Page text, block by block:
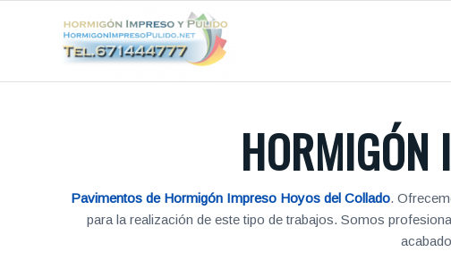
HORMIGÓN
Pavimentos de Hormigón Impreso Hoyos del Collado.
para la realización de este tipo de trabajos. Somos